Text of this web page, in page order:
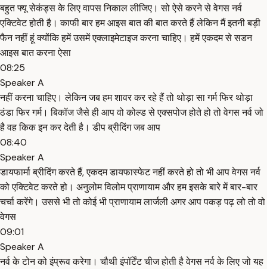
बहुत फ्यू सेकंड्स के लिए वापस निकाल लीजिए। सो ऐसे करने से वेगस नर्व
एक्टिवेट होती है। काफी बार हम आइस बात की बात करते हैं लेकिन मैं इतनी बड़ी
फैन नहीं हूं क्योंकि हमें उसमें एक्लाइमेटाइज करना चाहिए। हमें एकदम से सडन
आइस बात करना ऐसा
08:25
Speaker A
नहीं करना चाहिए। लेकिन जब हम शावर कर रहे हैं तो थोड़ा सा गर्म फिर थोड़ा
ठंडा फिर गर्म। बिकॉज जैसे ही आप वो कोल्ड से एक्सपोज होते हो तो वेगस नर्व जो
है वह किक इन कर देती है। डीप ब्रीदिंग जब आप
08:40
Speaker A
डायफार्मा ब्रीदिंग करते हैं, एकदम डायफास्फेट नहीं करते हो तो भी आप वेगस नर्व
को एक्टिवेट करते हो। अनुलोम विलोम प्राणायाम और हम इसके बारे में बार-बार
चर्चा करेंगे। उससे भी तो कोई भी प्राणायाम लार्जली अगर आप पकड़ पढ़ लो तो वो
वेगस
09:01
Speaker A
नर्व के टोन को इंप्रूव करेगा। चौथी इंपॉर्टेंट चीज होती है वेगस नर्व के लिए जो यह